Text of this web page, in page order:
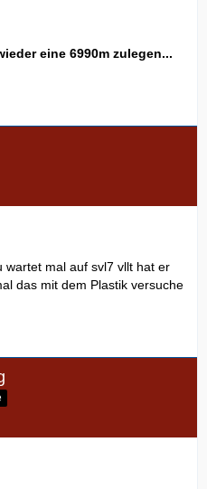
eine 6990m zulegen...
wartet mal auf svl7 vllt hat er
das mit dem Plastik versuche